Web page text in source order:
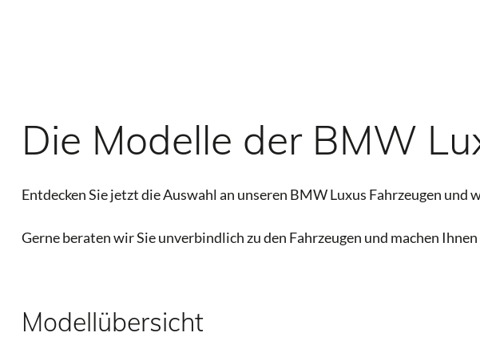
Die Modelle der BMW
Entdecken Sie jetzt die Auswahl an unseren BMW Luxus Fahrzeugen
Gerne beraten wir Sie unverbindlich zu den Fahrzeugen und machen
Modellübersicht